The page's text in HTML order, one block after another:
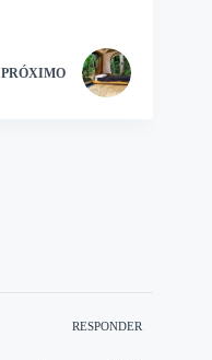
PRÓXIMO
RESPONDER